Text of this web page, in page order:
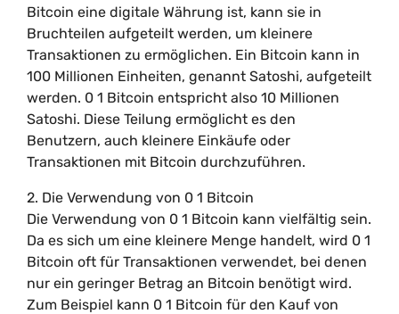
Bitcoin eine digitale Währung ist, kann sie in
Bruchteilen aufgeteilt werden, um kleinere
Transaktionen zu ermöglichen. Ein Bitcoin kann in
100 Millionen Einheiten, genannt Satoshi, aufgeteilt
werden. 0 1 Bitcoin entspricht also 10 Millionen
Satoshi. Diese Teilung ermöglicht es den
Benutzern, auch kleinere Einkäufe oder
Transaktionen mit Bitcoin durchzuführen.
2. Die Verwendung von 0 1 Bitcoin
Die Verwendung von 0 1 Bitcoin kann vielfältig sein.
Da es sich um eine kleinere Menge handelt, wird 0 1
Bitcoin oft für Transaktionen verwendet, bei denen
nur ein geringer Betrag an Bitcoin benötigt wird.
Zum Beispiel kann 0 1 Bitcoin für den Kauf von